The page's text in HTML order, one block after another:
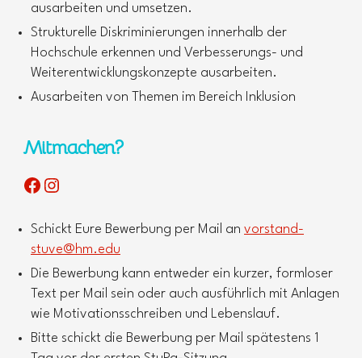
ausarbeiten und umsetzen.
Strukturelle Diskriminierungen innerhalb der
Hochschule erkennen und Verbesserungs- und
Weiterentwicklungskonzepte ausarbeiten.
Ausarbeiten von Themen im Bereich Inklusion
Mitmachen?
Facebook
Instagram
Schickt Eure Bewerbung per Mail an vorstand-
stuve@hm.edu
Die Bewerbung kann entweder ein kurzer, formloser
Text per Mail sein oder auch ausführlich mit Anlagen
wie Motivationsschreiben und Lebenslauf.
Bitte schickt die Bewerbung per Mail spätestens 1